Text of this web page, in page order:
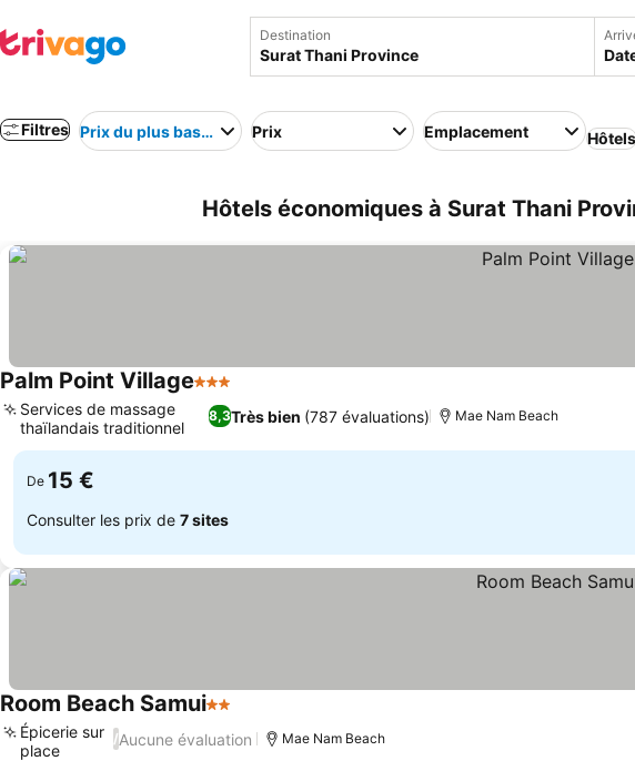
Destination
Filtres Prix du plus bas au plus élevé
Prix Emplacement
Hôtels économiques à Surat Thani
Palm Point Village3 Étoiles
8,3Très bien (787 évaluations)
Services de massage
thaïlandais traditionnel
Mae Nam Beach
De 15 €
Consulter les prix de 7 sites
Room Beach Samui2 Étoiles
/Aucune évaluation
Épicerie sur
place
Mae Nam Beach